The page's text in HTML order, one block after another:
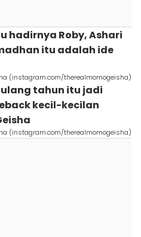
hadirnya Roby, Ashari
itu adalah ide
(instagram.com/therealmomogeisha)
tahun itu jadi
kecil-kecilan
(instagram.com/therealmomogeisha)